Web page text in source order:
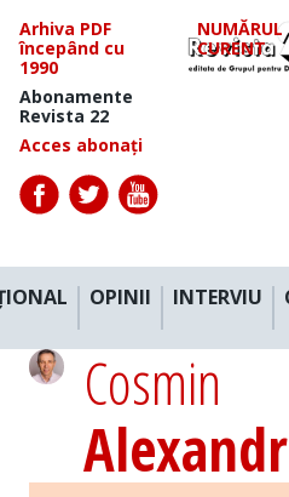
Arhiva PDF
începând cu
1990
Abonamente
Revista 22
Acces abonați
NUMĂRUL
CURENT
OPINII INTERVIU
Cosmin